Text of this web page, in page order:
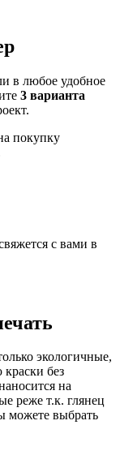
в любое удобное
3 варианта
покупку
с вами в
экологичные,
без
на
реже т.к. глянец
можете выбрать